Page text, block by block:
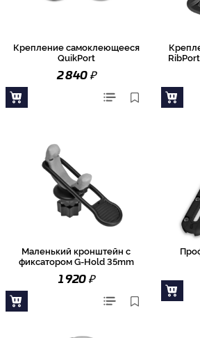
Крепление самоклеющееся
QuikPort
2 840₽
Маленький кронштейн с
фиксатором G-Hold 35mm
1 920₽